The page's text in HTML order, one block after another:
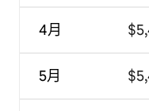
4月
5月